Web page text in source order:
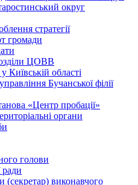
округ
стратегії
громади
ЦОВВ
області
Бучанської філії
«Центр пробації»
органи
голови
ради
виконавчого